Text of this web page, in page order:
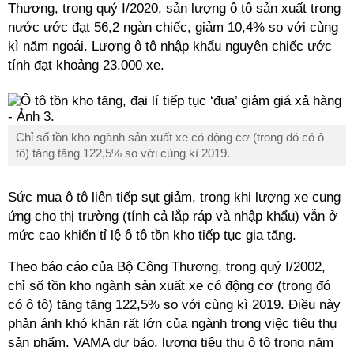
Thương, trong quý I/2020, sản lượng ô tô sản xuất trong
nước ước đạt 56,2 ngàn chiếc, giảm 10,4% so với cùng
kì năm ngoái. Lượng ô tô nhập khẩu nguyên chiếc ước
tính đạt khoảng 23.000 xe.
Chỉ số tồn kho ngành sản xuất xe có động cơ (trong đó có ô
tô) tăng tăng 122,5% so với cùng kì 2019.
Sức mua ô tô liên tiếp sụt giảm, trong khi lượng xe cung
ứng cho thị trường (tính cả lắp ráp và nhập khẩu) vẫn ở
mức cao khiến tỉ lệ ô tô tồn kho tiếp tục gia tăng.
Theo báo cáo của Bộ Công Thương, trong quý I/2002,
chỉ số tồn kho ngành sản xuất xe có động cơ (trong đó
có ô tô) tăng tăng 122,5% so với cùng kì 2019. Điều này
phản ánh khó khăn rất lớn của ngành trong việc tiêu thụ
sản phẩm. VAMA dự báo, lượng tiêu thụ ô tô trong năm